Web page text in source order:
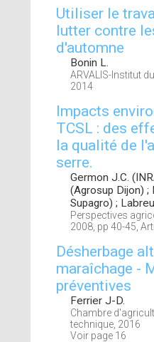
Utiliser le
lutter contre
d'automne
Bonin L.
ARVALIS-Institut
2014
Impacts
TCSL : des
la qualité de
serre.
Germon J.C.
(Agrosup Dijon)
Supagro) ;
Perspectives
2008, pp 40-45,
Désherbage
maraîchage -
préventives
Ferrier J-D.
Chambre
technique, 2016
Voir page 16